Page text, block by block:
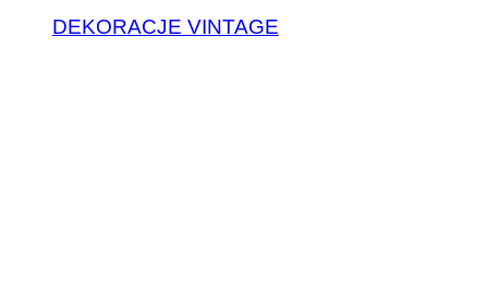
DEKORACJE VINTAGE